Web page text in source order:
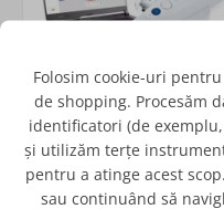
Scanner intraoral Medit
i700 + Scaner facial 3D
+ Laptop High-End
lipsa stoc
Folosim cookie-uri
de shopping. Procesăm
identificatori (de
și utilizăm terțe
pentru a atinge acest
sau continuând să